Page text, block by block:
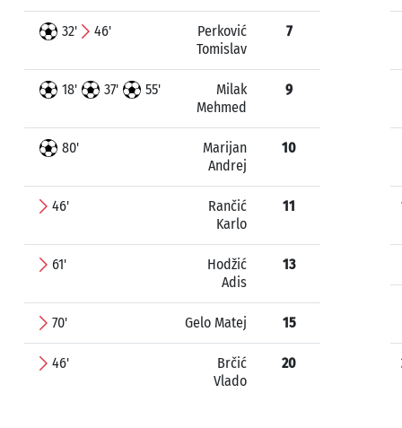
32' 46'
Perković
Tomislav
7
18' 37' 55'
Milak
Mehmed
9
80'
Marijan
Andrej
10
46'
Rančić
Karlo
11
61'
Hodžić
Adis
13
70' Gelo Matej 15
46'
Brčić
Vlado
20